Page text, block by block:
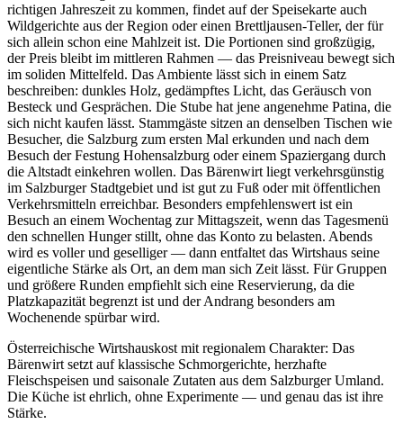
richtigen Jahreszeit zu kommen, findet auf der Speisekarte auch
Wildgerichte aus der Region oder einen Brettljausen-Teller, der für
sich allein schon eine Mahlzeit ist. Die Portionen sind großzügig,
der Preis bleibt im mittleren Rahmen — das Preisniveau bewegt sich
im soliden Mittelfeld. Das Ambiente lässt sich in einem Satz
beschreiben: dunkles Holz, gedämpftes Licht, das Geräusch von
Besteck und Gesprächen. Die Stube hat jene angenehme Patina, die
sich nicht kaufen lässt. Stammgäste sitzen an denselben Tischen wie
Besucher, die Salzburg zum ersten Mal erkunden und nach dem
Besuch der Festung Hohensalzburg oder einem Spaziergang durch
die Altstadt einkehren wollen. Das Bärenwirt liegt verkehrsgünstig
im Salzburger Stadtgebiet und ist gut zu Fuß oder mit öffentlichen
Verkehrsmitteln erreichbar. Besonders empfehlenswert ist ein
Besuch an einem Wochentag zur Mittagszeit, wenn das Tagesmenü
den schnellen Hunger stillt, ohne das Konto zu belasten. Abends
wird es voller und geselliger — dann entfaltet das Wirtshaus seine
eigentliche Stärke als Ort, an dem man sich Zeit lässt. Für Gruppen
und größere Runden empfiehlt sich eine Reservierung, da die
Platzkapazität begrenzt ist und der Andrang besonders am
Wochenende spürbar wird.
Österreichische Wirtshauskost mit regionalem Charakter: Das
Bärenwirt setzt auf klassische Schmorgerichte, herzhafte
Fleischspeisen und saisonale Zutaten aus dem Salzburger Umland.
Die Küche ist ehrlich, ohne Experimente — und genau das ist ihre
Stärke.